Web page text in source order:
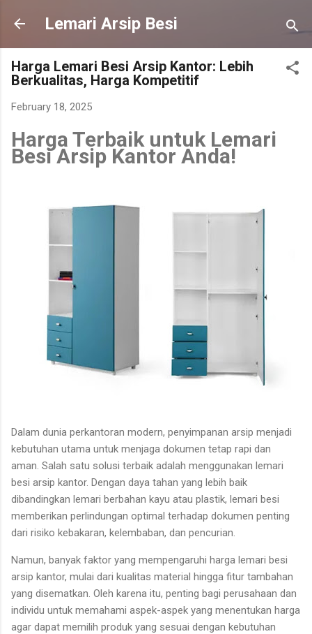
Skip to main content
Lemari Arsip Besi
Harga Lemari Besi Arsip Kantor: Lebih
Berkualitas, Harga Kompetitif
February 18, 2025
Harga Terbaik untuk Lemari
Besi Arsip Kantor Anda!
Dalam dunia perkantoran modern, penyimpanan arsip menjadi
kebutuhan utama untuk menjaga dokumen tetap rapi dan
aman. Salah satu solusi terbaik adalah menggunakan lemari
besi arsip kantor. Dengan daya tahan yang lebih baik
dibandingkan lemari berbahan kayu atau plastik, lemari besi
memberikan perlindungan optimal terhadap dokumen penting
dari risiko kebakaran, kelembaban, dan pencurian.
Namun, banyak faktor yang mempengaruhi harga lemari besi
arsip kantor, mulai dari kualitas material hingga fitur tambahan
yang disematkan. Oleh karena itu, penting bagi perusahaan dan
individu untuk memahami aspek-aspek yang menentukan harga
agar dapat memilih produk yang sesuai dengan kebutuhan